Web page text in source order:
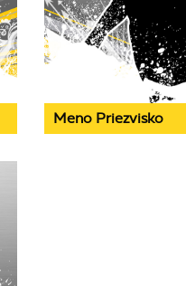
Meno Priezvisko